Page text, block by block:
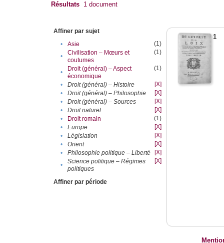
Résultats 1 document
Affiner par sujet
•
Asie
(1)
•
Civilisation – Mœurs et
coutumes
(1)
•
Droit (général) – Aspect
économique
(1)
• Droit (général) – Histoire
[X]
•
Droit (général) – Philosophie
[X]
•
Droit (général) – Sources
[X]
•
Droit naturel
[X]
•
Droit romain
(1)
•
Europe
[X]
•
Législation
[X]
•
Orient
[X]
•
Philosophie politique – Liberté
[X]
•
Science politique – Régimes
politiques
[X]
Affiner par période
1